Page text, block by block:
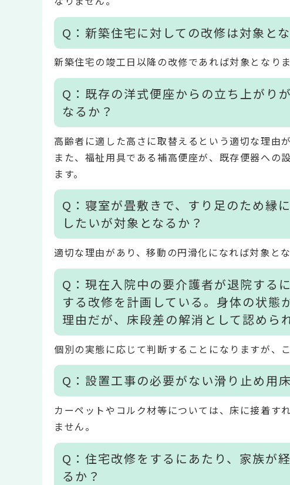
Q：新築住宅に対しての改修は対象と
新築住宅の竣工日以降の改修であれば対象となりま
Q：既存の洋式便座からの立ち上がり
なるか？
高齢者に適した高さに取替えるという適切な理由
また、福祉用具である補高便座が、既存便器への
ます。
Q：寝室が畳敷きで、すり足のため縁
したいが対象となるか？
適切な理由があり、移動の円滑化になれば対象とな
Q：現在入院中の要介護者が退院する
する改修を計画している。身体の状態
理由だが、床段差の解消として認めら
個別の実態に応じて判断することになりますが、
Q：設置工事の必要がない滑り止め用
カーペットやコルク材等については、床に接着す
ません。
Q：住宅改修をするにあたり、家族が
るか？